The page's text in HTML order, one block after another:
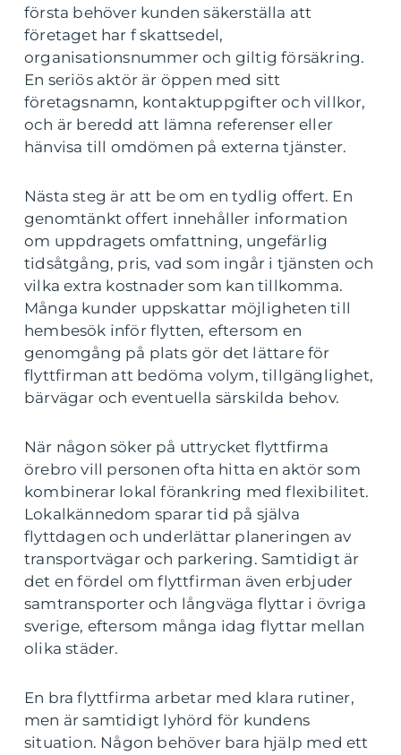
första behöver kunden säkerställa att
företaget har f skattsedel,
organisationsnummer och giltig försäkring.
En seriös aktör är öppen med sitt
företagsnamn, kontaktuppgifter och villkor,
och är beredd att lämna referenser eller
hänvisa till omdömen på externa tjänster.
Nästa steg är att be om en tydlig offert. En
genomtänkt offert innehåller information
om uppdragets omfattning, ungefärlig
tidsåtgång, pris, vad som ingår i tjänsten och
vilka extra kostnader som kan tillkomma.
Många kunder uppskattar möjligheten till
hembesök inför flytten, eftersom en
genomgång på plats gör det lättare för
flyttfirman att bedöma volym, tillgänglighet,
bärvägar och eventuella särskilda behov.
När någon söker på uttrycket flyttfirma
örebro vill personen ofta hitta en aktör som
kombinerar lokal förankring med flexibilitet.
Lokalkännedom sparar tid på själva
flyttdagen och underlättar planeringen av
transportvägar och parkering. Samtidigt är
det en fördel om flyttfirman även erbjuder
samtransporter och långväga flyttar i övriga
sverige, eftersom många idag flyttar mellan
olika städer.
En bra flyttfirma arbetar med klara rutiner,
men är samtidigt lyhörd för kundens
situation. Någon behöver bara hjälp med ett